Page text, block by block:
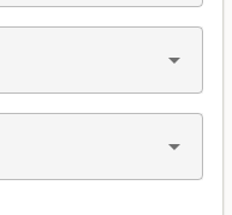
arrow_drop_down
arrow_drop_down